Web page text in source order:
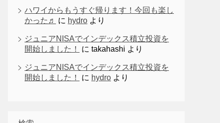
ハワイからもうすぐ帰ります！今回も楽し
かった♬
に hydro より
ジュニアNISAでインデックス積立投資を
開始しました！
に takahashi より
ジュニアNISAでインデックス積立投資を
開始しました！
に hydro より